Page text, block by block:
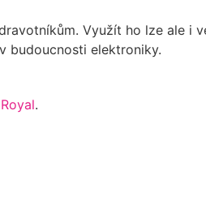
Využít ho lze ale i
budoucnosti elektroniky.
.